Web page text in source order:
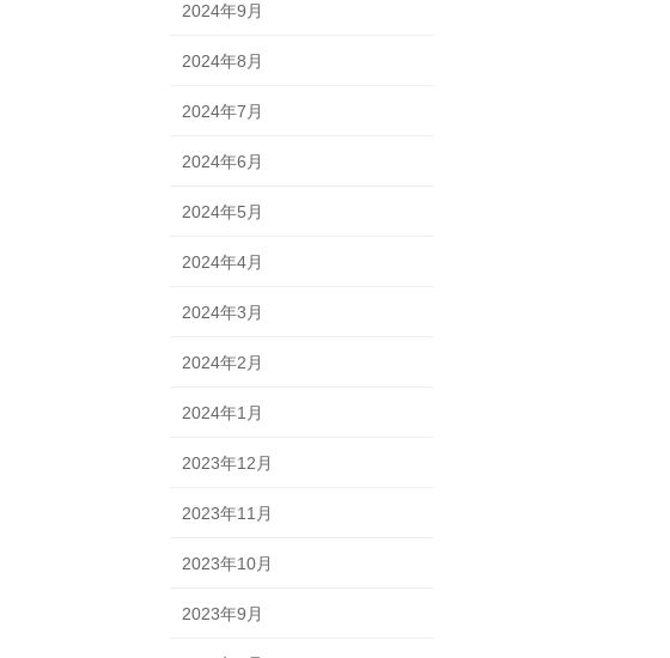
2024年9月
2024年8月
2024年7月
2024年6月
2024年5月
2024年4月
2024年3月
2024年2月
2024年1月
2023年12月
2023年11月
2023年10月
2023年9月